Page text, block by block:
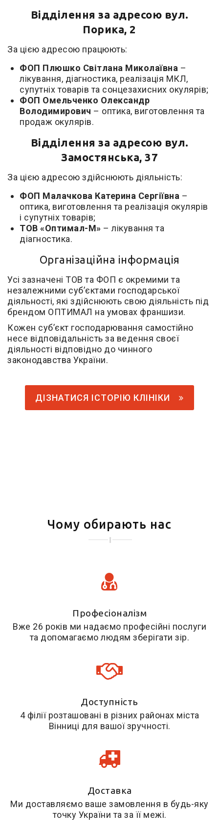
Відділення за адресою вул.
Порика, 2
За цією адресою працюють:
ФОП Плюшко Світлана Миколаївна –
лікування, діагностика, реалізація МКЛ,
супутніх товарів та сонцезахисних окулярів;
ФОП Омельченко Олександр
Володимирович – оптика, виготовлення та
продаж окулярів.
Відділення за адресою вул.
Замостянська, 37
За цією адресою здійснюють діяльність:
ФОП Малачкова Катерина Сергіївна –
оптика, виготовлення та реалізація окулярів
і супутніх товарів;
ТОВ «Оптимал-М» – лікування та
діагностика.
Організаційна інформація
Усі зазначені ТОВ та ФОП є окремими та
незалежними суб’єктами господарської
діяльності, які здійснюють свою діяльність під
брендом ОПТИМАЛ на умовах франшизи.
Кожен суб’єкт господарювання самостійно
несе відповідальність за ведення своєї
діяльності відповідно до чинного
законодавства України.
ДІЗНАТИСЯ ІСТОРІЮ КЛІНІКИ
Чому обирають нас
Професіоналізм
Вже 26 років ми надаємо професійні послуги
та допомагаємо людям зберігати зір.
Доступність
4 філії розташовані в різних районах міста
Вінниці для вашої зручності.
Доставка
Ми доставляємо ваше замовлення в будь-яку
точку України та за її межі.